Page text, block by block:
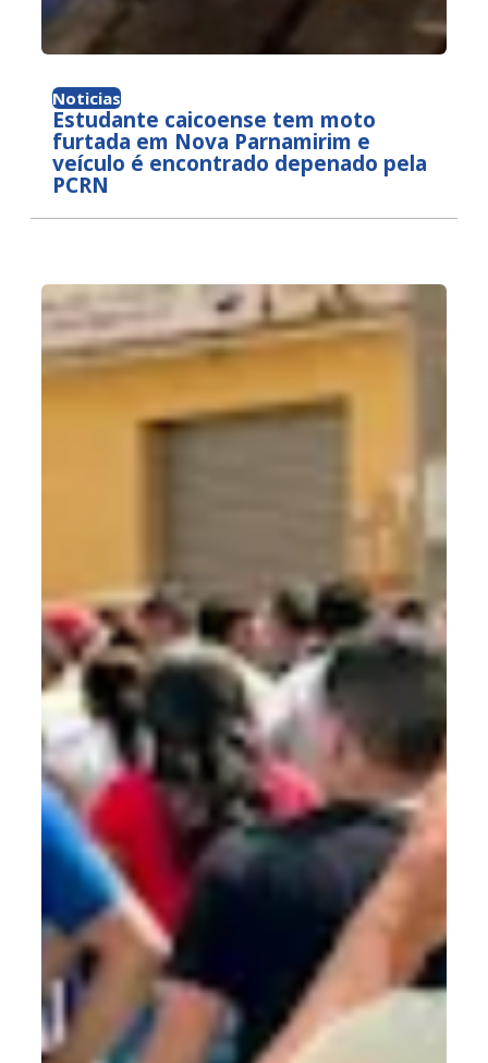
Noticias
Estudante caicoense tem moto
furtada em Nova Parnamirim e
veículo é encontrado depenado pela
PCRN